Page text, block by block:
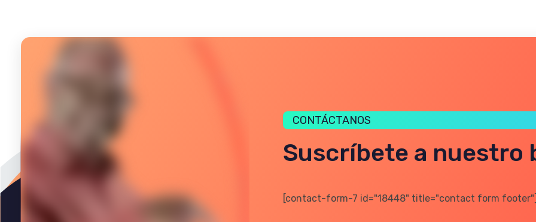
CONTÁCTANOS
Suscríbete a nuestro
[contact-form-7 id="18448" title="contact form footer"]